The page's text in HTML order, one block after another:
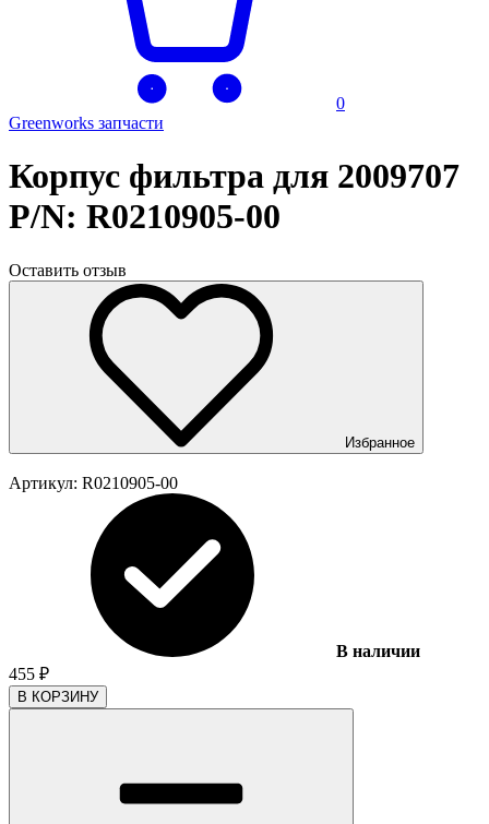
0
Greenworks запчасти
Корпус фильтра для 2009707
P/N: R0210905-00
Оставить отзыв
Избранное
Артикул: R0210905-00
В наличии
455 ₽
В КОРЗИНУ